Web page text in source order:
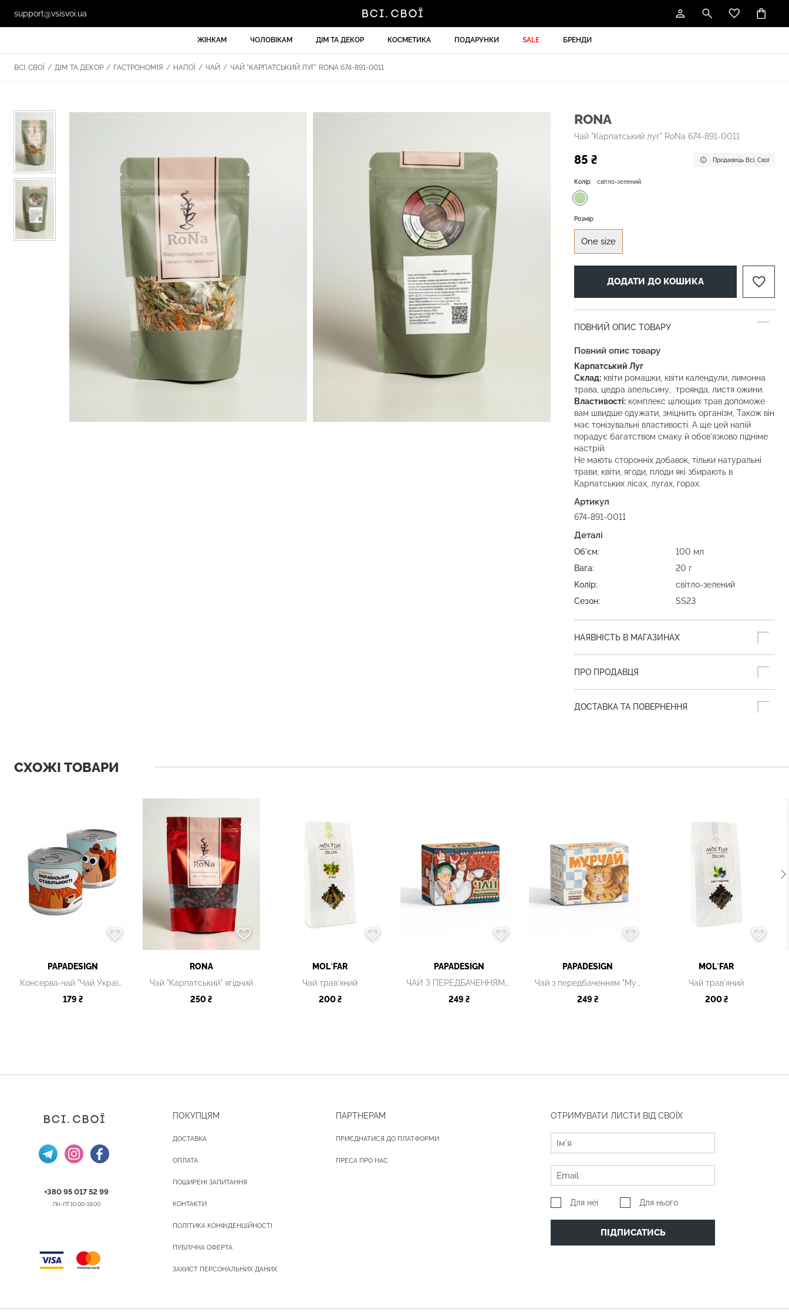
support@vsisvoi.ua
ЖІНКАМ ЧОЛОВІКАМ ДІМ ТА ДЕКОР КОСМЕТИКА ПОДАРУНКИ SALE БРЕНДИ
ВСІ. СВОЇ / ДІМ ТА ДЕКОР / ГАСТРОНОМІЯ / НАПОЇ / ЧАЙ / ЧАЙ "КАРПАТСЬКИЙ ЛУГ" RONA 674-891-0011
RONA
Чай "Карпатський луг" RoNa 674-891-0011
85 ₴ Продавець Всі. Свої
Колір: світло-зелений
Розмір:
One size
ДОДАТИ ДО КОШИКА
ПОВНИЙ ОПИС ТОВАРУ
Повний опис товару
Карпатський Луг
Склад: квіти ромашки, квіти календули, лимонна
трава, цедра апельсину, троянда, листя ожини.
Властивості: комплекс цілющих трав допоможе
вам швидше одужати, зміцнить організм, Також він
має тонізувальні властивості. А ще цей напій
порадує багатством смаку й обов'язково підніме
настрій.
Не мають сторонніх добавок, тільки натуральні
трави, квіти, ягоди, плоди які збирають в
Карпатських лісах, лугах, горах.
Артикул
674-891-0011
Деталі
Об'єм:
100 мл
Вага:
20 г
Колір:
світло-зелений
Сезон:
SS23
НАЯВНІСТЬ В МАГАЗИНАХ
ПРО ПРОДАВЦЯ
ДОСТАВКА ТА ПОВЕРНЕННЯ
СХОЖІ ТОВАРИ
PAPADESIGN
Консерва-чай "Чай Українця"
179 ₴
RONA
Чай "Карпатський" ягідний
250 ₴
MOL`FAR
Чай трав'яний
200 ₴
PAPADESIGN
ЧАЙ З ПЕРЕДБАЧЕННЯМИ ЧОРНИЙ З ВИШНЕЮ
249 ₴
PAPADESIGN
Чай з передбаченням "Мурчай"
249 ₴
MOL`FAR
Чай трав'яний
200 ₴
+380 95 017 52 99
ПН-ПТ 10:00-19:00
ПОКУПЦЯМ
ДОСТАВКА
ОПЛАТА
ПОШИРЕНІ ЗАПИТАННЯ
КОНТАКТИ
ПОЛІТИКА КОНФІДЕНЦІЙНОСТІ
ПУБЛІЧНА ОФЕРТА
ЗАХИСТ ПЕРСОНАЛЬНИХ ДАНИХ
ПАРТНЕРАМ
ПРИЄДНАТИСЯ ДО ПЛАТФОРМИ
ПРЕСА ПРО НАС
ОТРИМУВАТИ ЛИСТИ ВІД СВОЇХ
Для неї Для нього
ПІДПИСАТИСЬ